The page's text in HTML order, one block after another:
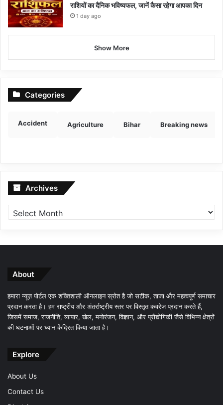
राशियों का दैनिक भविष्यफल, जानें कैसा रहेगा आपका दिन
1 day ago
Show More
Categories
Accident Agriculture Bihar Breaking news
Archives Archives
About
हमारा न्यूज़ पोर्टल एक शक्तिशाली ऑनलाइन स्रोत है जो सटीक, ताजा और महत्वपूर्ण समाचार
प्रदान करता है। हम राष्ट्रीय और अंतर्राष्ट्रीय स्तर पर विस्तृत कवरेज प्रदान करते हैं,
जिसमें समाज, राजनीति, व्यापार, खेल, मनोरंजन, विज्ञान, और प्रौद्योगिकी जैसे विभिन्न क्षेत्रों
की घटनाओं पर ध्यान केंद्रित किया जाता है।
Explore
About Us
Contact Us